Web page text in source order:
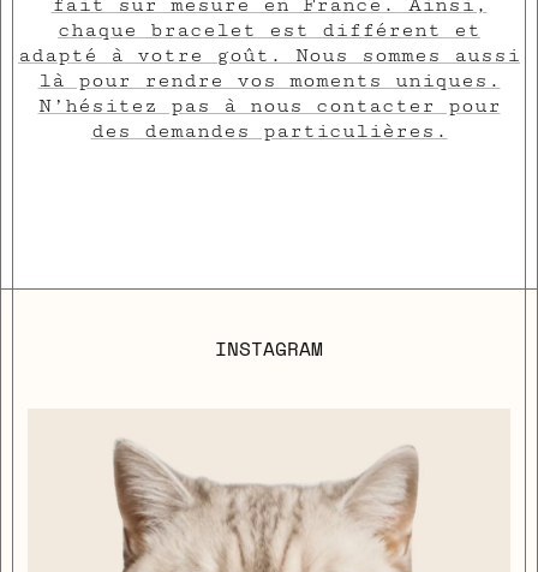
chaque bracelet est différent et
adapté à votre goût. Nous sommes aussi
là pour rendre vos moments uniques.
N’hésitez pas à nous contacter pour
des demandes particulières.
INSTAGRAM